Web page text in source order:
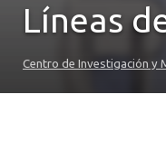
Líneas
Centro de Investigación y